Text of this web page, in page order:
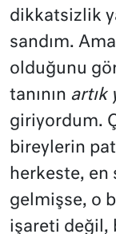
dikkatsizlik
sandım.
olduğunu
tanının artık
giriyordum.
bireylerin
herkeste, en
gelmişse, o
işareti değil,